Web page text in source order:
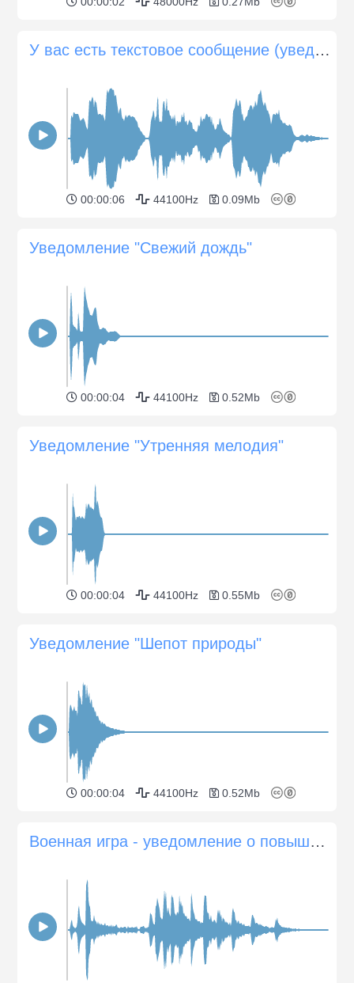
У вас есть текстовое сообщение (уведомление)
00:00:06 44100Hz 0.09Mb
Уведомление "Свежий дождь"
00:00:04 44100Hz 0.52Mb
Уведомление "Утренняя мелодия"
00:00:04 44100Hz 0.55Mb
Уведомление "Шепот природы"
00:00:04 44100Hz 0.52Mb
Военная игра - уведомление о повышении уровня